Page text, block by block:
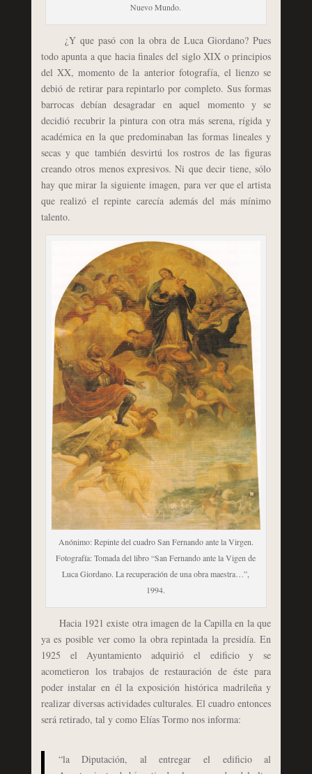
Nuevo Mundo.
¿Y que pasó con la obra de Luca Giordano? Pues
todo apunta a que hacia finales del siglo XIX o principios
del XX, momento de la anterior fotografía, el lienzo se
debió de retirar para repintarlo por completo. Sus formas
barrocas debían desagradar en aquel momento y se
decidió recubrir la pintura con otra más serena, rígida y
académica en la que predominaban las formas lineales y
secas y que también desvirtú los rostros de las figuras
creando otros menos expresivos. Ni que decir tiene, sólo
hay que mirar la siguiente imagen, para ver que el artista
que realizó el repinte carecía además del más mínimo
talento.
Anónimo: Repinte del cuadro San Fernando ante la Virgen.
Fotografía: Tomada del libro “San Fernando ante la Vigen de
Luca Giordano. La recuperación de una obra maestra…”,
1994.
Hacia 1921 existe otra imagen de la Capilla en la que
ya es posible ver como la obra repintada la presidía. En
1925 el Ayuntamiento adquirió el edificio y se
acometieron los trabajos de restauración de éste para
poder instalar en él la exposición histórica madrileña y
realizar diversas actividades culturales. El cuadro entonces
será retirado, tal y como Elías Tormo nos informa:
“la Diputación, al entregar el edificio al